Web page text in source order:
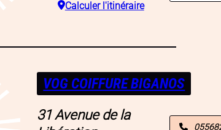
Calculer l'itinéraire
VOG COIFFURE BIGANOS
31 Avenue de la